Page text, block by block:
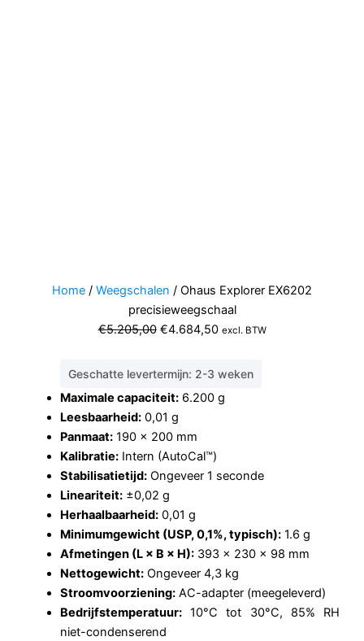
Home / Weegschalen / Ohaus Explorer EX6202
precisieweegschaal
€5.205,00 Oorspronkelijke
was:
€4.684,50Huidige
excl. BTW
Geschatte levertermijn: 2-3 weken
Maximale capaciteit:6.200 g
Leesbaarheid: 0,01 g
Panmaat: 190 × 200 mm
Kalibratie: Intern (AutoCal™)
Stabilisatietijd: Ongeveer 1 seconde
Lineariteit: ±0,02 g
Herhaalbaarheid: 0,01 g
Minimumgewicht (USP, 0,1%, typisch): 1.6 g
Afmetingen (L × B × H): 393 × 230 × 98 mm
Nettogewicht: Ongeveer 4,3 kg
Stroomvoorziening: AC-adapter (meegeleverd)
Bedrijfstemperatuur: 10°C tot 30°C, 85% RH
niet-condenserend